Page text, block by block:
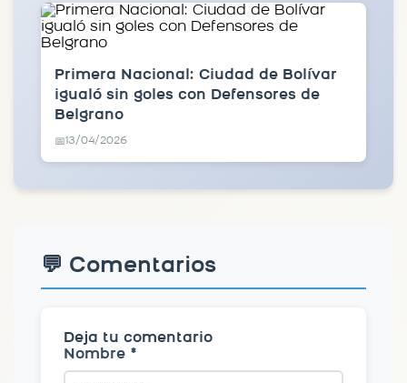
Primera Nacional: Ciudad de Bolívar
igualó sin goles con Defensores de
Belgrano
📅13/04/2026
💬 Comentarios
Deja tu comentario
Nombre *